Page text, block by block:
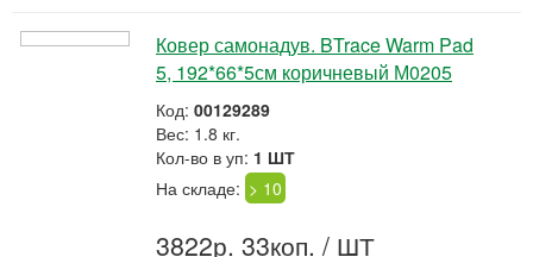
Ковер самонадув. BTrace Warm Pad
5, 192*66*5см коричневый М0205
Код: 00129289
Вес: 1.8 кг.
Кол-во в уп: 1 ШТ
На складе: > 10
3822р. 33коп. / ШТ